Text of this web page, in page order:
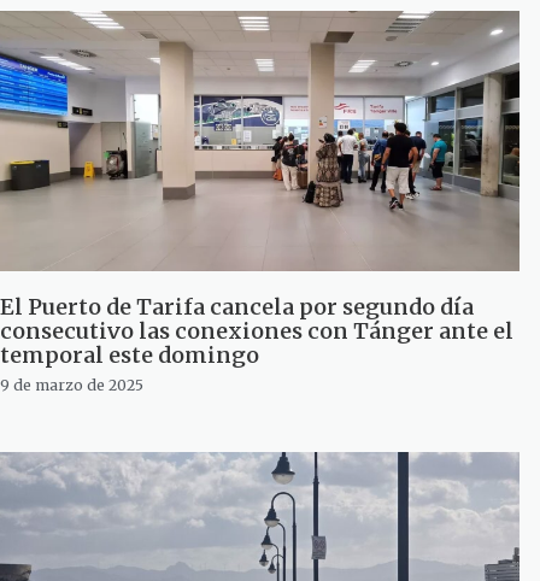
El Puerto de Tarifa cancela por segundo día
consecutivo las conexiones con Tánger ante el
temporal este domingo
9 de marzo de 2025